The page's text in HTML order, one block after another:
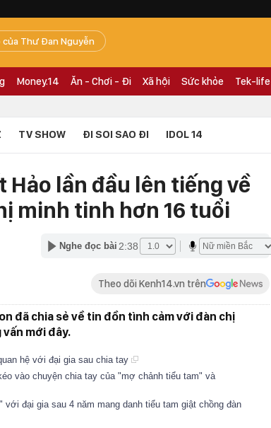
của Thư Đan Nguyễn
Money.14 Ăn - Chơi - Đi Xã hội Sức khỏe Tek-life
TV SHOW ĐI SOI SAO ĐI IDOL 14
Hảo lần đầu lên tiếng về
minh tinh hơn 16 tuổi
Nghe đọc bài 2:38
Theo dõi Kenh14.vn trên
đã chia sẻ về tin đồn tình cảm với đàn chị
mới đây.
hệ với đại gia sau chia tay
vào chuyện chia tay của "mợ chảnh tiểu tam" và
đại gia sau 4 năm mang danh tiểu tam giật chồng đàn